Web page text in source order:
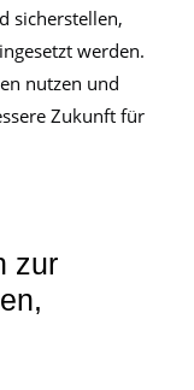
sicherstellen,
werden.
nutzen und
Zukunft für
zur